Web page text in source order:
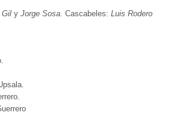
Gil y Jorge Sosa. Cascabeles: Luis Rodero